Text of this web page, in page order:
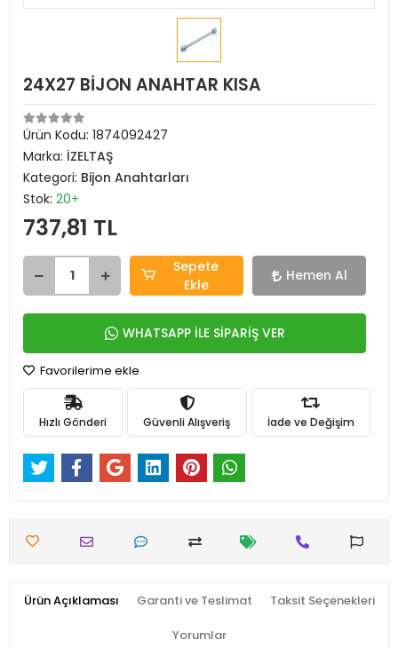
24X27 BİJON ANAHTAR KISA
Ürün Kodu: 1874092427
Marka: İZELTAŞ
Kategori: Bijon Anahtarları
Stok: 20+
737,81 TL
Sepete
Ekle
Hemen Al
WHATSAPP İLE SİPARİŞ VER
Favorilerime ekle
Hızlı Gönderi Güvenli Alışveriş İade ve Değişim
Ürün Açıklaması Garanti ve Teslimat Taksit Seçenekleri
Yorumlar